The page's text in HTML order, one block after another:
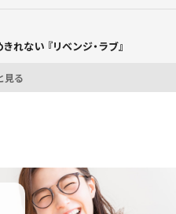
ない 『リベンジ・ラブ』
見る